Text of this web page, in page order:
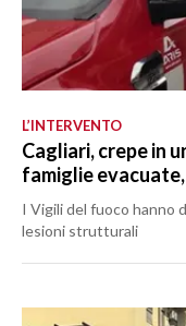
L’INTERVENTO
Cagliari, crepe in
famiglie
I Vigili del fuoco hanno
lesioni strutturali